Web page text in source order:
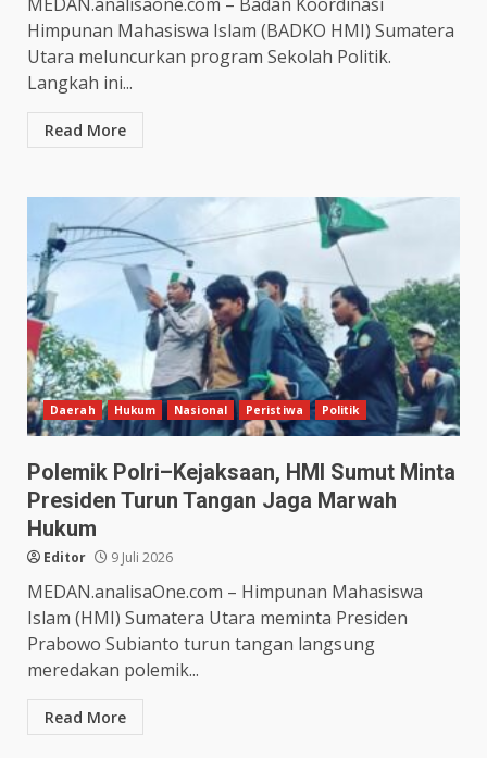
Himpunan Mahasiswa Islam (BADKO HMI) Sumatera
Utara meluncurkan program Sekolah Politik.
Langkah ini...
Read More
Daerah Hukum Nasional Peristiwa Politik
Polemik Polri–Kejaksaan, HMI Sumut Minta
Presiden Turun Tangan Jaga Marwah
Hukum
Editor 9 Juli 2026
MEDAN.analisaOne.com – Himpunan Mahasiswa
Islam (HMI) Sumatera Utara meminta Presiden
Prabowo Subianto turun tangan langsung
meredakan polemik...
Read More